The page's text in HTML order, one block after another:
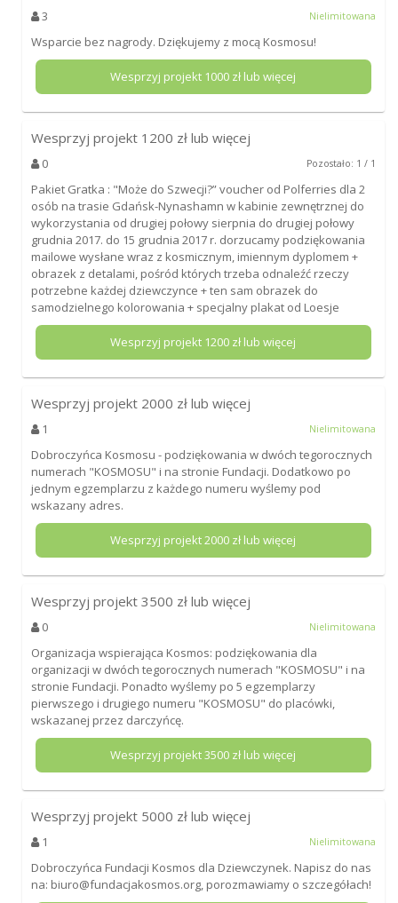
3 Nielimitowana
Wsparcie bez nagrody. Dziękujemy z mocą Kosmosu!
Wesprzyj projekt 1000 zł lub więcej
Wesprzyj projekt 1200 zł lub więcej
0 Pozostało: 1 / 1
Pakiet Gratka : "Może do Szwecji?” voucher od Polferries dla 2
osób na trasie Gdańsk-Nynashamn w kabinie zewnętrznej do
wykorzystania od drugiej połowy sierpnia do drugiej połowy
grudnia 2017. do 15 grudnia 2017 r. dorzucamy podziękowania
mailowe wysłane wraz z kosmicznym, imiennym dyplomem +
obrazek z detalami, pośród których trzeba odnaleźć rzeczy
potrzebne każdej dziewczynce + ten sam obrazek do
samodzielnego kolorowania + specjalny plakat od Loesje
Wesprzyj projekt 1200 zł lub więcej
Wesprzyj projekt 2000 zł lub więcej
1 Nielimitowana
Dobroczyńca Kosmosu - podziękowania w dwóch tegorocznych
numerach "KOSMOSU" i na stronie Fundacji. Dodatkowo po
jednym egzemplarzu z każdego numeru wyślemy pod
wskazany adres.
Wesprzyj projekt2000 zł lub więcej
Wesprzyj projekt 3500 zł lub więcej
0 Nielimitowana
Organizacja wspierająca Kosmos: podziękowania dla
organizacji w dwóch tegorocznych numerach "KOSMOSU" i na
stronie Fundacji. Ponadto wyślemy po 5 egzemplarzy
pierwszego i drugiego numeru "KOSMOSU" do placówki,
wskazanej przez darczyńcę.
Wesprzyj projekt3500 zł lub więcej
Wesprzyj projekt 5000 zł lub więcej
1 Nielimitowana
Dobroczyńca Fundacji Kosmos dla Dziewczynek. Napisz do nas
na: biuro@fundacjakosmos.org, porozmawiamy o szczegółach!